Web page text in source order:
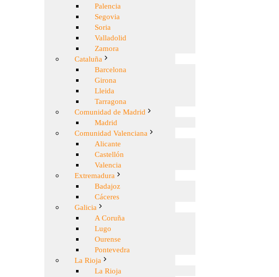
Palencia
Segovia
Soria
Valladolid
Zamora
Cataluña
Barcelona
Girona
Lleida
Tarragona
Comunidad de Madrid
Madrid
Comunidad Valenciana
Alicante
Castellón
Valencia
Extremadura
Badajoz
Cáceres
Galicia
A Coruña
Lugo
Ourense
Pontevedra
La Rioja
La Rioja